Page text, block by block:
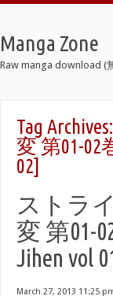
Manga Zone
Raw manga download (
Tag Archives:
変 第01-02
02]
ストラ
変 第01-
Jihen vol
March 27, 2013 11:25